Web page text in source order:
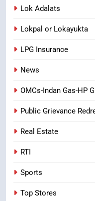
Lok Adalats
Lokpal or Lokayukta
LPG Insurance
News
OMCs-Indan Gas-HP
Public Grievance
Real Estate
RTI
Sports
Top Stores